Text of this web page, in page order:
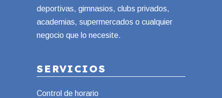
deportivas, gimnasios, clubs privados,
academias, supermercados o cualquier
negocio que lo necesite.
SERVICIOS
Control de horario